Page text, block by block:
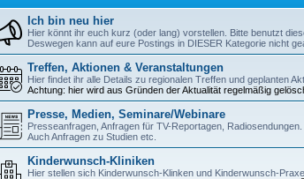
Ich bin neu hier
Hier könnt ihr euch kurz (oder lang) vorstellen. Bitte benutzt
Deswegen kann auf eure Postings in DIESER Kategorie nicht
Treffen, Aktionen & Veranstaltungen
Hier findet ihr alle Details zu regionalen Treffen und geplanten
Achtung: hier wird aus Gründen der Aktualität regelmäßig
Presse, Medien, Seminare/Webinare
Presseanfragen, Anfragen für TV-Reportagen,
Auch Anfragen zu Studien etc.
Kinderwunsch-Kliniken
Hier stellen sich Kinderwunsch-Klinken und Kinderwunsch-